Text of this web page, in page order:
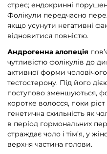
стрес; ендокринні
Фолікули передчасно
якщо усунути негативні
відновитися повністю.
Андрогенна алопеція
чутливістю фолікулів до
активної форми
тестостерону. Під його
поступово зменшуються,
коротке волосся, поки
генетична схильність як
в період гормональних
страждає чоло і тім’я, у
верхня частина голови.